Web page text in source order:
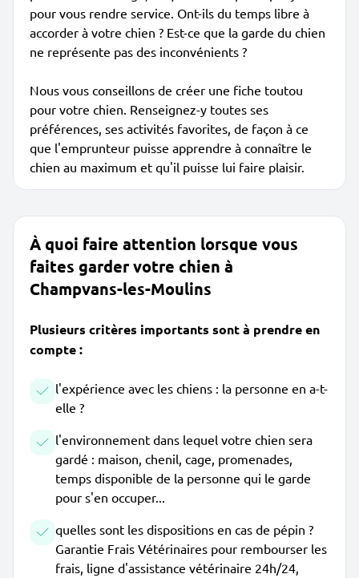
pour vous rendre service. Ont-ils du temps libre à
accorder à votre chien ? Est-ce que la garde du chien
ne représente pas des inconvénients ?
Nous vous conseillons de créer une fiche toutou
pour votre chien. Renseignez-y toutes ses
préférences, ses activités favorites, de façon à ce
que l'emprunteur puisse apprendre à connaître le
chien au maximum et qu'il puisse lui faire plaisir.
À quoi faire attention lorsque vous
faites garder votre chien à
Champvans-les-Moulins
Plusieurs critères importants sont à prendre en
compte :
l'expérience avec les chiens : la personne en a-t-
elle ?
l'environnement dans lequel votre chien sera
gardé : maison, chenil, cage, promenades,
temps disponible de la personne qui le garde
pour s'en occuper...
quelles sont les dispositions en cas de pépin ?
Garantie Frais Vétérinaires pour rembourser les
frais, ligne d'assistance vétérinaire 24h/24,